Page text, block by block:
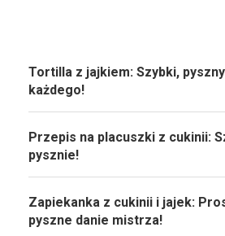
Tortilla z jajkiem: Szybki,
każdego!
Przepis na placuszki z cukinii:
pysznie!
Zapiekanka z cukinii i jajek:
pyszne danie mistrza!